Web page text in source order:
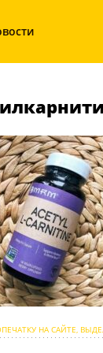
НА САЙТЕ,